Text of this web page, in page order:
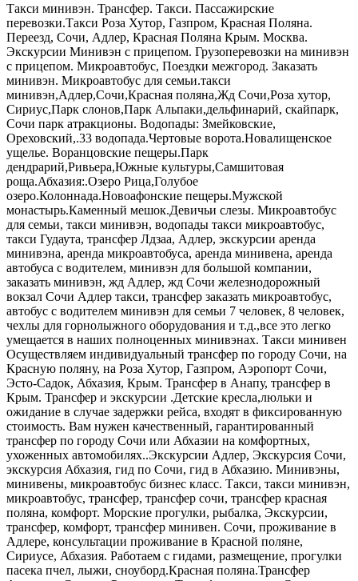
Такси минивэн. Трансфер. Такси. Пассажирские
перевозки.Такси Роза Хутор, Газпром, Красная Поляна.
Переезд, Сочи, Адлер, Красная Поляна Крым. Москва.
Экскурсии Минивэн с прицепом. Грузоперевозки на минивэн
с прицепом. Микроавтобус, Поездки межгород. Заказать
минивэн. Микроавтобус для семьи.такси
минивэн,Адлер,Сочи,Красная поляна,Жд Сочи,Роза хутор,
Сириус,Парк слонов,Парк Альпаки,дельфинарий, скайпарк,
Сочи парк атракционы. Водопады: Змейковские,
Ореховский,.33 водопада.Чертовые ворота.Новалищенское
ущелье. Воранцовские пещеры.Парк
дендрарий,Ривьера,Южные культуры,Самшитовая
роща.Абхазия:.Озеро Рица,Голубое
озеро.Колоннада.Новоафонские пещеры.Мужской
монастырь.Каменный мешок.Девичьи слезы. Микроавтобус
для семьи, такси минивэн, водопады такси микроавтобус,
такси Гудаута, трансфер Лдзаа, Адлер, экскурсии аренда
минивэна, аренда микроавтобуса, аренда минивена, аренда
автобуса с водителем, минивэн для большой компании,
заказать минивэн, жд Адлер, жд Сочи железнодорожный
вокзал Сочи Адлер такси, трансфер заказать микроавтобус,
автобус с водителем минивэн для семьи 7 человек, 8 человек,
чехлы для горнолыжного оборудования и т.д.,все это легко
умещается в наших полноценных минивэнах. Такси минивен
Осуществляем индивидуальный трансфер по городу Сочи, на
Красную поляну, на Роза Хутор, Газпром, Аэропорт Сочи,
Эсто-Садок, Абхазия, Крым. Трансфер в Анапу, трансфер в
Крым. Трансфер и экскурсии .Детские кресла,люльки и
ожидание в случае задержки рейса, входят в фиксированную
стоимость. Вам нужен качественный, гарантированный
трансфер по городу Сочи или Абхазии на комфортных,
ухоженных автомобилях..Экскурсии Адлер, Экскурсия Сочи,
экскурсия Абхазия, гид по Сочи, гид в Абхазию. Минивэны,
минивены, микроавтобус бизнес класс. Такси, такси минивэн,
микроавтобус, трансфер, трансфер сочи, трансфер красная
поляна, комфорт. Морские прогулки, рыбалка, Экскурсии,
трансфер, комфорт, трансфер минивен. Сочи, проживание в
Адлере, консультации проживание в Красной поляне,
Сириусе, Абхазия. Работаем с гидами, размещение, прогулки
пасека пчел, лыжи, сноуборд.Красная поляна.Трансфер